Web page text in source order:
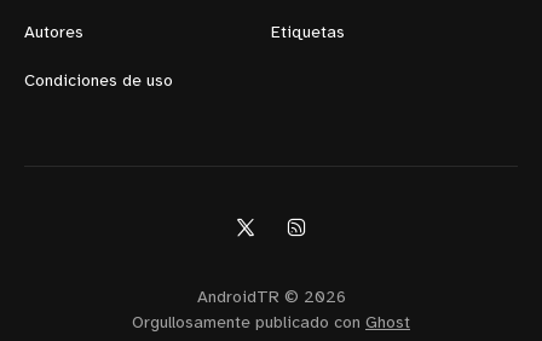
Autores Etiquetas
Condiciones de uso
AndroidTR © 2026
Orgullosamente publicado con Ghost